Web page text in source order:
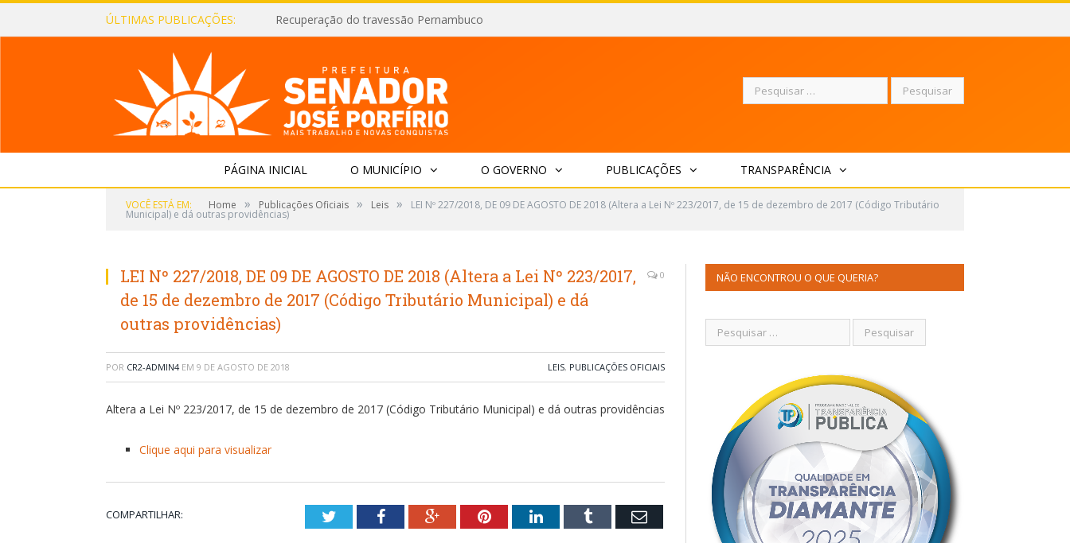
ÚLTIMAS PUBLICAÇÕES: Recuperação do travessão Pernambuco
Pesquisar
por:
PÁGINA INICIAL O MUNICÍPIO O GOVERNO PUBLICAÇÕES TRANSPARÊNCIA
VOCÊ ESTÁ EM: Home » Publicações Oficiais » Leis » LEI Nº 227/2018, DE 09 DE AGOSTO DE 2018 (Altera a Lei Nº 223/2017, de 15 de dezembro de 2017 (Código Tributário
Municipal) e dá outras providências)
LEI Nº 227/2018, DE 09 DE AGOSTO DE 2018 (Altera a Lei Nº 223/2017,
de 15 de dezembro de 2017 (Código Tributário Municipal) e dá
outras providências)
0
POR CR2-ADMIN4 EM 9 DE AGOSTO DE 2018 LEIS, PUBLICAÇÕES OFICIAIS
Altera a Lei Nº 223/2017, de 15 de dezembro de 2017 (Código Tributário Municipal) e dá outras providências
Clique aqui para visualizar
COMPARTILHAR: TwitterFacebookGoogle+PinterestLinkedInTumblr Email
NÃO ENCONTROU O QUE QUERIA?